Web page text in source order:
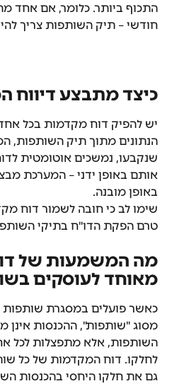
התכוף ביותר. כלומר, אם אחד
חודשי – תיק השותפות צריך
כיצד מתבצע דיווח
יש להפיק דוח מקדמות בכל
הנתונים מתוך תיק השותפות,
שנקבעו, נמשכים אוטומטית
אותם באופן ידני – המערכת
באופן מובנה.
שימו לב כי חובה לשמור דוח
טרם הפקת הדו"ח בתיקי
מה המשמעות של
מאוחד לעוסקים
כאשר פועלים במסגרת שותפות
מסוג "שותפות", ההכנסות אינן
השותפות, אלא מתפצלות לכל
לחלקו. דוח המקדמות של כל
גם את חלקו היחסי בהכנסות